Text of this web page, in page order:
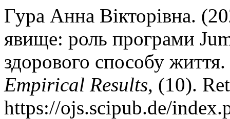
Гура Анна Вікторівна.
явище: роль програми
здорового способу життя.
Empirical Results, (10).
https://ojs.scipub.de/